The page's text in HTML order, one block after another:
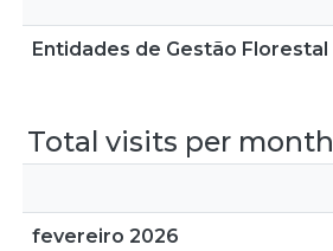
Entidades de Gestão Florestal
Total visits per month
fevereiro 2026